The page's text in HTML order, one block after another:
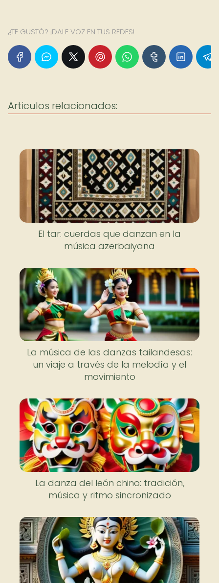
¿TE GUSTÓ? ¡DALE VOZ EN TUS REDES!
Articulos relacionados:
El tar: cuerdas que danzan en la
música azerbaiyana
La música de las danzas tailandesas:
un viaje a través de la melodía y el
movimiento
La danza del león chino: tradición,
música y ritmo sincronizado